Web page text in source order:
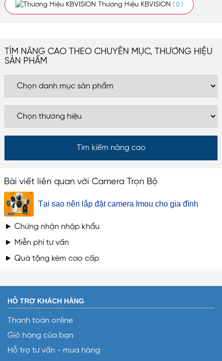
Thương Hiệu KBVISION ( 0 )
TÌM NÂNG CAO THEO CHUYÊN MỤC, THƯƠNG HIỆU
SẢN PHẨM
Bài viết liên quan với Camera Trọn Bộ
Tại sao nên lắp đặt camera Imou cho gia đình
► Chứng nhận nhập khẩu
► Miễn phí tư vấn
► Quà tặng kèm cao cấp
HỖ TRỢ KHÁCH HÀNG
Thanh toán online
Giỏ hàng của bạn
Hỗ trợ tư vấn - mua hàng